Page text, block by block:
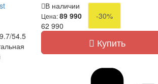
54.5
В наличии
Цена:89 990
-30%
62 990
Купить